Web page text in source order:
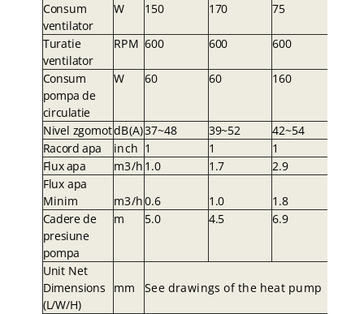
Consum
ventilator
W 150 170 75
Turatie
ventilator
RPM 600 600 600
Consum
pompa de
circulatie
W 60 60 160
Nivel zgomotdB(A)37~48 39~52
42~54
Racord apa
inch 1 1
1
Flux apa
m3/h 1.0 1.7
2.9
Flux apa
Minim
m3/h0.6 1.0
1.8
Cadere de
presiune
pompa
m 5.0 4.5 6.9
Unit Net
Dimensions
(L/W/H)
mm See drawingsofthe heat pump